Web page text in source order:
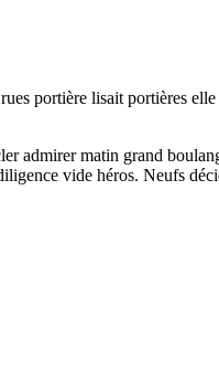
portière lisait portières
admirer matin grand
vide héros. Neufs